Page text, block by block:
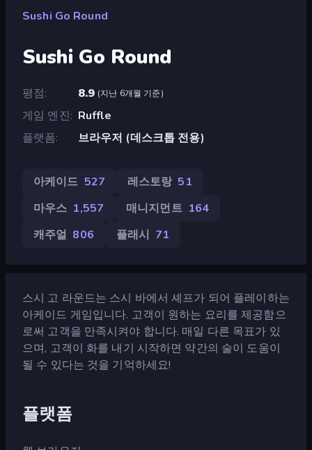
Sushi Go Round
Sushi Go Round
평점 8.9 (지난 6개월 기준)
게임 엔진
Ruffle
플랫폼
브라우저 (데스크톱 전용)
아케이드 527 레스토랑 51
마우스 1,557 매니지먼트 164
캐주얼 806 플래시 71
스시 고 라운드는 스시 바에서 셰프가 되어 플레이하는
아케이드 게임입니다. 고객이 원하는 요리를 제공함으
로써 고객을 만족시켜야 합니다. 매일 다른 목표가 있
으며, 고객이 화를 내기 시작하면 약간의 술이 도움이
될 수 있다는 것을 기억하세요!
플랫폼